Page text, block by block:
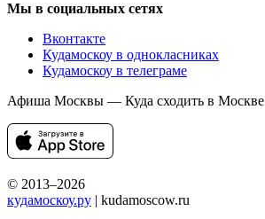
Мы в социальных сетях
Вконтакте
Кудамоскоу в однокласниках
Кудамоскоу в телеграме
Афиша Москвы — Куда сходить в Москве
© 2013–2026
кудамоскоу.ру | kudamoscow.ru